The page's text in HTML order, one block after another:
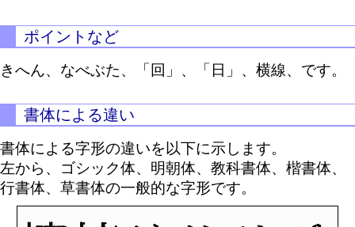
ポイントなど
きへん、なべぶた、「回」、「日」、横線、です。
書体による違い
書体による字形の違いを以下に示します。
左から、ゴシック体、明朝体、教科書体、楷書体、
行書体、草書体の一般的な字形です。